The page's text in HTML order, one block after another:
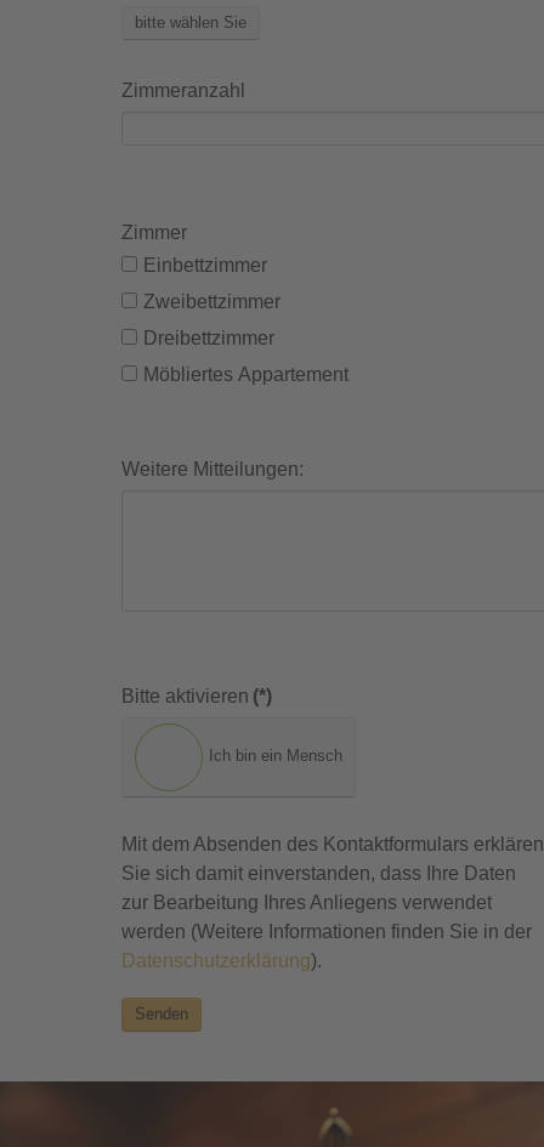
bitte wählen Sie
Zimmeranzahl
Zimmer
Einbettzimmer
Zweibettzimmer
Dreibettzimmer
Möbliertes Appartement
Weitere Mitteilungen:
Bitte aktivieren (*)
Ich bin ein Mensch
Mit dem Absenden des Kontaktformulars erklären
Sie sich damit einverstanden, dass Ihre Daten
zur Bearbeitung Ihres Anliegens verwendet
werden (Weitere Informationen finden Sie in der
Datenschutzerklärung).
Senden